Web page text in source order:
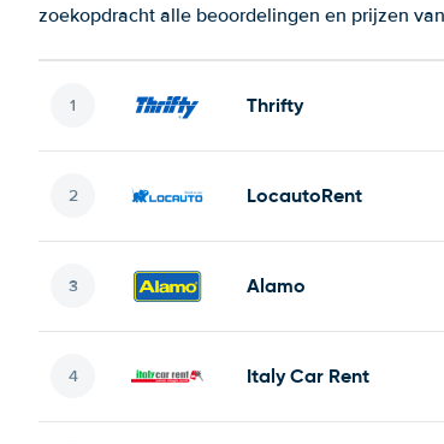
zoekopdracht alle beoordelingen en prijzen
Thrifty
LocautoRent
Alamo
Italy Car Rent